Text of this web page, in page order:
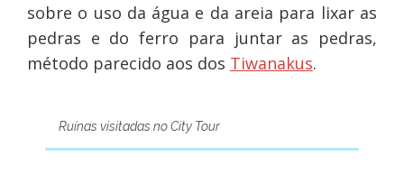
sobre o uso da água e da areia para lixar as
pedras e do ferro para juntar as pedras,
método parecido aos dos Tiwanakus.
Ruínas visitadas no City Tour